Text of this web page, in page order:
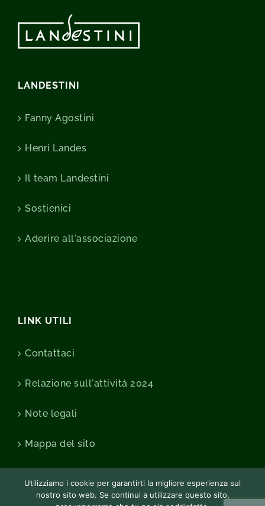
LANDESTINI
Fanny Agostini
Henri Landes
Il team Landestini
Sostienici
Aderire all'associazione
LINK UTILI
Contattaci
Relazione sull'attività 2024
Note legali
Mappa del sito
Utilizziamo i cookie per garantirti la migliore esperienza sul
nostro sito web. Se continui a utilizzare questo sito,